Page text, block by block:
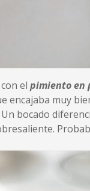
el pimiento en
encajaba muy
Un bocado